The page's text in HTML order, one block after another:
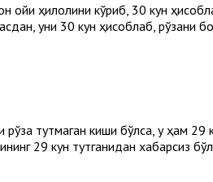
ҳилолини кўриб, 30 кун
уни 30 кун ҳисоблаб, рўзани
тутмаган киши бўлса, у ҳам 29
29 кун тутганидан хабарсиз